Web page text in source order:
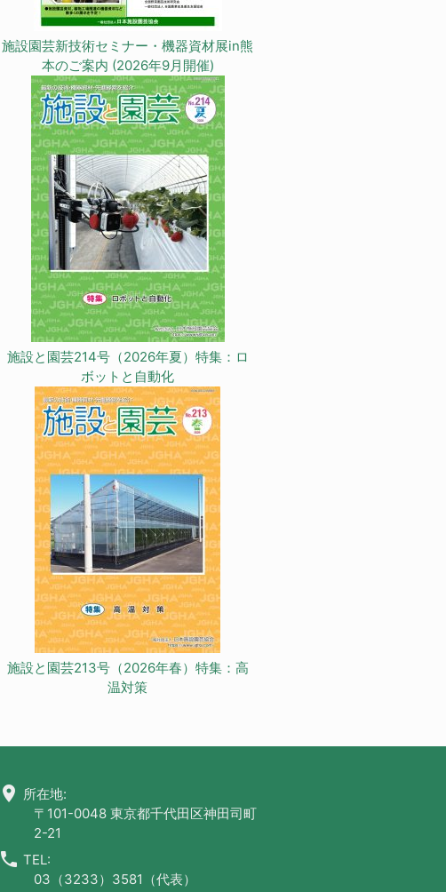
施設園芸新技術セミナー・機器資材展in熊
本のご案内 (2026年9月開催)
施設と園芸214号（2026年夏）特集：ロ
ボットと自動化
施設と園芸213号（2026年春）特集：高
温対策
location_on 所在地:
〒101-0048 東京都千代田区神田司町
2-21
call TEL:
03（3233）3581（代表）